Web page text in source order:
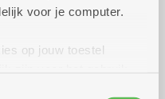
voor je computer.
op jouw toestel